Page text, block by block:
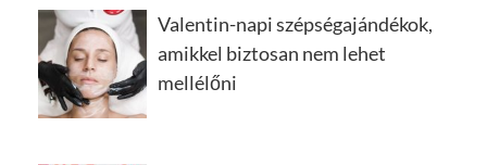
Valentin-napi szépségajándékok,
amikkel biztosan nem lehet
mellélőni